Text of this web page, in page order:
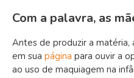
Com a palavra, as
Antes de produzir a matéria,
em sua página para ouvir a
ao uso de maquiagem na